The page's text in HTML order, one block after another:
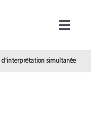
Produits
d'interprétation simultanée